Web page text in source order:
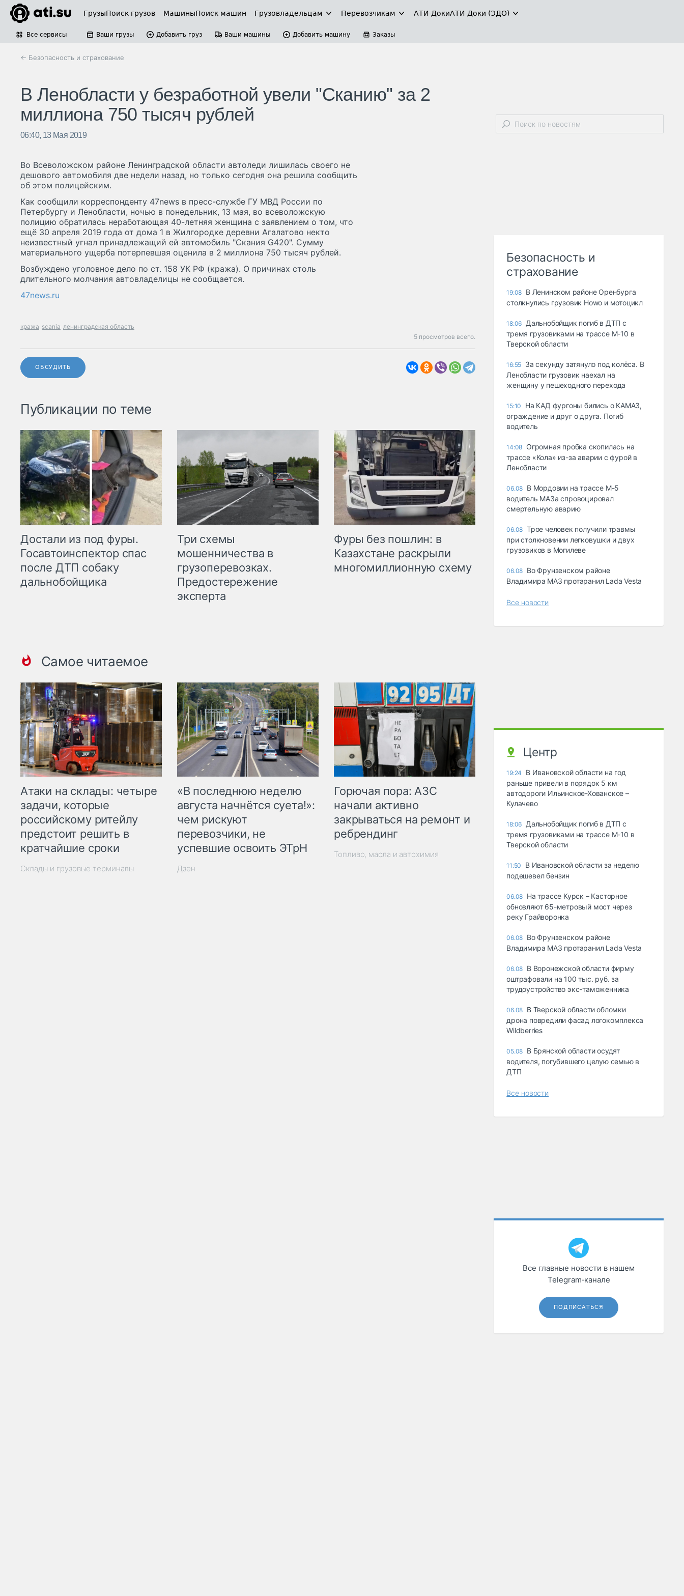
ГрузыПоиск грузов МашиныПоиск машин Грузовладельцам Перевозчикам АТИ-ДокиАТИ-Доки (ЭДО)
Все сервисы Ваши грузы Добавить груз Ваши машины Добавить машину Заказы
← Безопасность и страхование
В Ленобласти у безработной увели "Сканию" за 2
миллиона 750 тысяч рублей
06:40, 13 Мая 2019
Во Всеволожском районе Ленинградской области автоледи лишилась своего не
дешового автомобиля две недели назад, но только сегодня она решила сообщить
об этом полицейским.
Как сообщили корреспонденту 47news в пресс-службе ГУ МВД России по
Петербургу и Ленобласти, ночью в понедельник, 13 мая, во всеволожскую
полицию обратилась неработающая 40-летняя женщина с заявлением о том, что
ещё 30 апреля 2019 года от дома 1 в Жилгородке деревни Агалатово некто
неизвестный угнал принадлежащий ей автомобиль "Скания G420". Сумму
материального ущерба потерпевшая оценила в 2 миллиона 750 тысяч рублей.
Возбуждено уголовное дело по ст. 158 УК РФ (кража). О причинах столь
длительного молчания автовладелицы не сообщается.
47news.ru
кража scania ленинградская область
5 просмотров всего.
ОБСУДИТЬ
Публикации по теме
Достали из под фуры.
Госавтоинспектор спас
после ДТП собаку
дальнобойщика
Три схемы
мошенничества в
грузоперевозках.
Предостережение
эксперта
Фуры без пошлин: в
Казахстане раскрыли
многомиллионную схему
Самое читаемое
Атаки на склады: четыре
задачи, которые
российскому ритейлу
предстоит решить в
кратчайшие сроки
Склады и грузовые терминалы
«В последнюю неделю
августа начнётся суета!»:
чем рискуют
перевозчики, не
успевшие освоить ЭТрН
Дзен
Горючая пора: АЗС
начали активно
закрываться на ремонт и
ребрендинг
Топливо, масла и автохимия
Безопасность и
страхование
19:08 В Ленинском районе Оренбурга
столкнулись грузовик Howo и мотоцикл
18:06 Дальнобойщик погиб в ДТП с
тремя грузовиками на трассе М-10 в
Тверской области
16:55 За секунду затянуло под колёса. В
Ленобласти грузовик наехал на
женщину у пешеходного перехода
15:10
На КАД фургоны бились о КАМАЗ,
ограждение и друг о друга. Погиб
водитель
14:08 Огромная пробка скопилась на
трассе «Кола» из-за аварии с фурой в
Ленобласти
06.08 В Мордовии на трассе М-5
водитель МАЗа спровоцировал
смертельную аварию
06.08 Трое человек получили травмы
при столкновении легковушки и двух
грузовиков в Могилеве
06.08 Во Фрунзенском районе
Владимира МАЗ протаранил Lada Vesta
Все новости
Центр
19:24
В Ивановской области на год
раньше привели в порядок 5 км
автодороги Ильинское-Хованское –
Кулачево
18:06 Дальнобойщик погиб в ДТП с
тремя грузовиками на трассе М-10 в
Тверской области
11:50
В Ивановской области за неделю
подешевел бензин
06.08 На трассе Курск – Касторное
обновляют 65-метровый мост через
реку Грайворонка
06.08 Во Фрунзенском районе
Владимира МАЗ протаранил Lada Vesta
06.08 В Воронежской области фирму
оштрафовали на 100 тыс. руб. за
трудоустройство экс-таможенника
06.08 В Тверской области обломки
дрона повредили фасад логокомплекса
Wildberries
05.08 В Брянской области осудят
водителя, погубившего целую семью в
ДТП
Все новости
Все главные новости в нашем
Telegram‑канале
ПОДПИСАТЬСЯ